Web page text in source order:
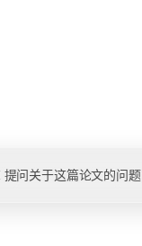
问关于这篇论文的问题